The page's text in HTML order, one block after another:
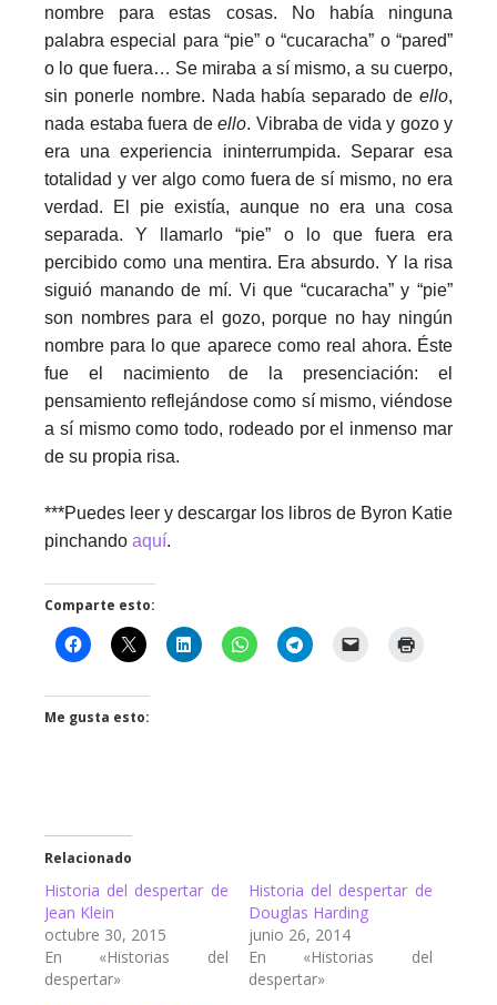
nombre para estas cosas. No había ninguna
palabra especial para “pie” o “cucaracha” o “pared”
o lo que fuera… Se miraba a sí mismo, a su cuerpo,
sin ponerle nombre. Nada había separado de ello,
nada estaba fuera de ello. Vibraba de vida y gozo y
era una experiencia ininterrumpida. Separar esa
totalidad y ver algo como fuera de sí mismo, no era
verdad. El pie existía, aunque no era una cosa
separada. Y llamarlo “pie” o lo que fuera era
percibido como una mentira. Era absurdo. Y la risa
siguió manando de mí. Vi que “cucaracha” y “pie”
son nombres para el gozo, porque no hay ningún
nombre para lo que aparece como real ahora. Éste
fue el nacimiento de la presenciación: el
pensamiento reflejándose como sí mismo, viéndose
a sí mismo como todo, rodeado por el inmenso mar
de su propia risa.
***Puedes leer y descargar los libros de Byron Katie
pinchando aquí.
Comparte esto:
Me gusta esto:
Relacionado
Historia del despertar de
Jean Klein
octubre 30, 2015
En «Historias del
despertar»
Historia del despertar de
Douglas Harding
junio 26, 2014
En «Historias del
despertar»